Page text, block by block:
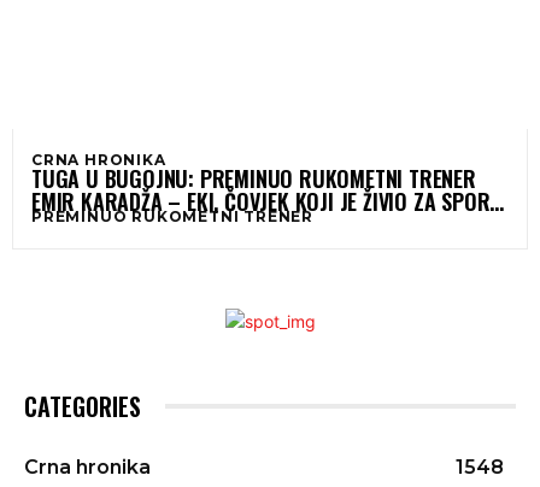
CRNA HRONIKA
TUGA U BUGOJNU: PREMINUO RUKOMETNI TRENER
EMIR KARADŽA – EKI, ČOVJEK KOJI JE ŽIVIO ZA SPORT
I LJUDE
PREMINUO RUKOMETNI TRENER
CATEGORIES
Crna hronika
1548